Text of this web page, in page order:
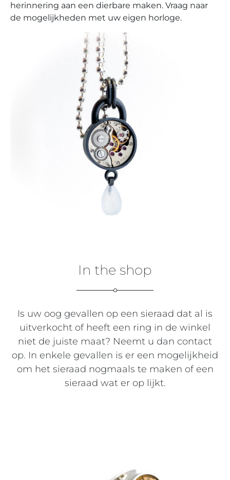
herinnering aan een dierbare maken. Vraag naar
de mogelijkheden met uw eigen horloge.
In the shop
Is uw oog gevallen op een sieraad dat al is
uitverkocht of heeft een ring in de winkel
niet de juiste maat? Neemt u dan contact
op. In enkele gevallen is er een mogelijkheid
om het sieraad nogmaals te maken of een
sieraad wat er op lijkt.